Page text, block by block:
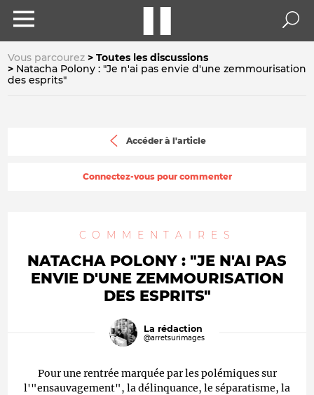
Vous parcourez
Toutes les discussions
Natacha Polony : "Je n'ai pas envie d'une zemmourisation
des esprits"
Accéder à l'article
Connectez-vous pour commenter
COMMENTAIRES
NATACHA POLONY : "JE N'AI PAS
ENVIE D'UNE ZEMMOURISATION
DES ESPRITS"
La rédaction
@arretsurimages
Pour une rentrée marquée par les polémiques sur
l'"ensauvagement", la délinquance, le séparatisme, la